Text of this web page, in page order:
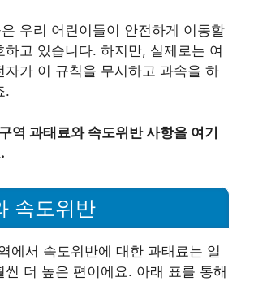
우리 어린이들이 안전하게 이동할
하고 있습니다. 하지만, 실제로는 여
자가 이 규칙을 무시하고 과속을 하
.
역 과태료와 속도위반 사항을 여기
속도위반
에서 속도위반에 대한 과태료는 일
씬 더 높은 편이에요. 아래 표를 통해